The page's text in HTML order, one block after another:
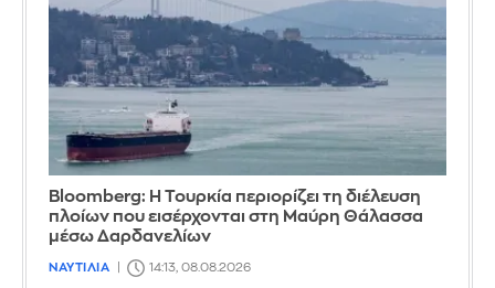
Bloomberg: Η Τουρκία περιορίζει τη διέλευση
πλοίων που εισέρχονται στη Μαύρη Θάλασσα
μέσω Δαρδανελίων
ΝΑΥΤΙΛΙΑ 14:13, 08.08.2026